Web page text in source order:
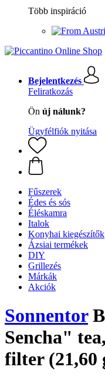
Több inspiráció
Bejelentkezés
Feliratkozás
Ön új nálunk?
Ügyfélfiók nyitása
Fűszerek
Édes és sós
Éléskamra
Italok
Konyhai kiegészítők
Ázsiai termékek
DIY
Grillezés
Márkák
Akciók
Sonnentor
Sencha"
filter (21,60